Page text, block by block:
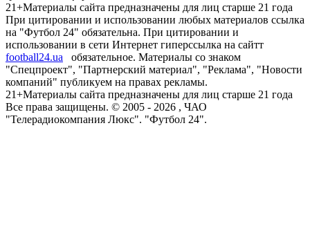
21+Материалы сайта предназначены для лиц старше 21 года
При цитировании и использовании любых материалов ссылка
на "Футбол 24" обязательна. При цитировании и
использовании в сети Интернет гиперссылка на сайтт
football24.ua
обязательное. Материалы со знаком
"Спецпроект", "Партнерский материал", "Реклама", "Новости
компаний" публикуем на правах рекламы.
21+Материалы сайта предназначены для лиц старше 21 года
Все права защищены. © 2005 - 2026 , ЧАО
"Телерадиокомпания Люкс". "Футбол 24".